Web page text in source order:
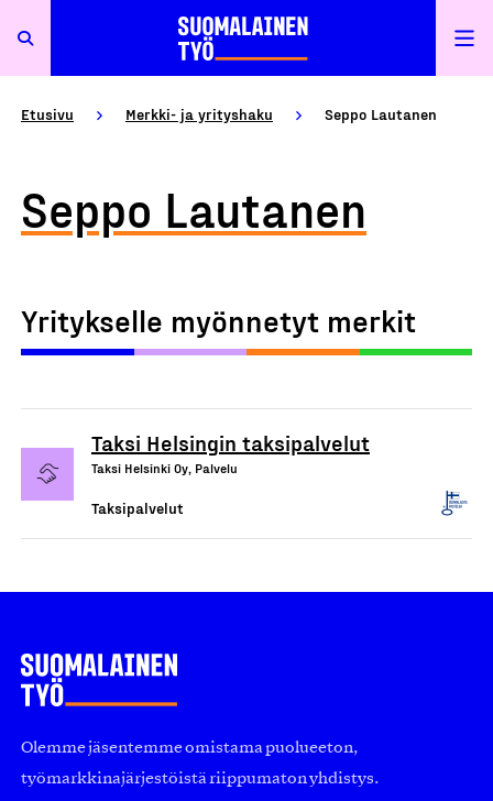
Etusivu Merkki- ja yrityshaku Seppo Lautanen
Seppo Lautanen
Yritykselle myönnetyt merkit
Taksi Helsingin taksipalvelut
Taksi Helsinki Oy, Palvelu
Taksipalvelut
Olemme jäsentemme omistama puolueeton,
työmarkkinajärjestöistä riippumaton yhdistys.